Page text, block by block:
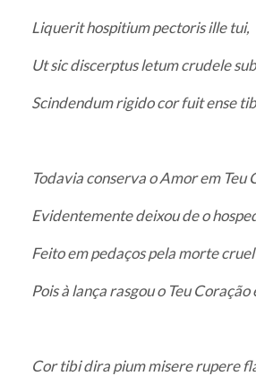
Liquerit hospitium pectoris ille tui,
Ut sic discerptus letum crudele
Scindendum rigido cor fuit ense
Todavia conserva o Amor em Teu
Evidentemente deixou de o
Feito em pedaços pela morte
Pois à lança rasgou o Teu
Cor tibi dira pium misere rupere